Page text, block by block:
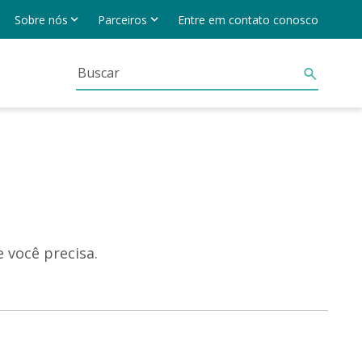
Sobre nós Parceiros Entre em contato conosco
precisa.